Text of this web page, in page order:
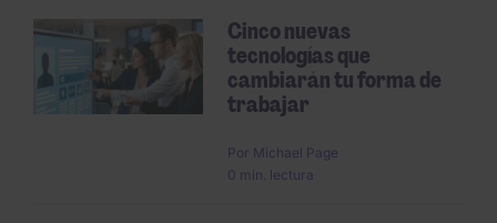
Cinco nuevas
tecnologías que
cambiarán tu forma de
trabajar
Por Michael Page
0 min. lectura